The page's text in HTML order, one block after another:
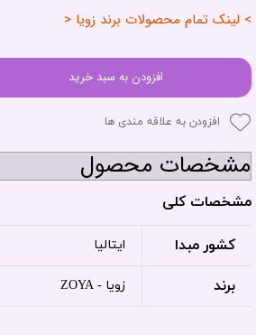
> لینک تمام محصولات برند زویا <
افزودن به سبد خرید
افزودن به علاقه مندی ها
مشخصات محصول
مشخصات کلی
کشور مبدا ایتالیا
برند زویا - ZOYA